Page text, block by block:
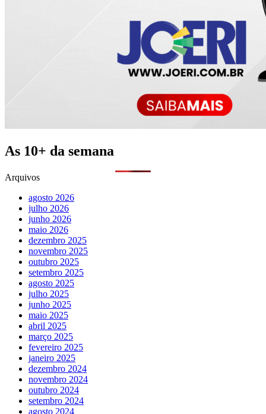
As 10+ da semana
Arquivos
agosto 2026
julho 2026
junho 2026
maio 2026
dezembro 2025
novembro 2025
outubro 2025
setembro 2025
agosto 2025
julho 2025
junho 2025
maio 2025
abril 2025
março 2025
fevereiro 2025
janeiro 2025
dezembro 2024
novembro 2024
outubro 2024
setembro 2024
agosto 2024